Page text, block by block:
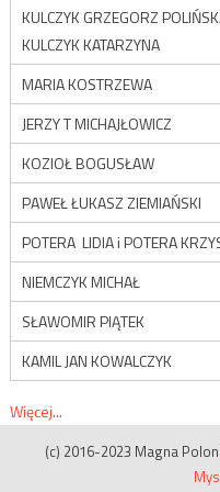
KULCZYK GRZEGORZ
KULCZYK KATARZYNA
MARIA KOSTRZEWA
JERZY T MICHAJŁOWICZ
KOZIOŁ BOGUSŁAW
PAWEŁ ŁUKASZ ZIEMIAŃSKI
POTERA LIDIA i POTERA
NIEMCZYK MICHAŁ
SŁAWOMIR PIĄTEK
KAMIL JAN KOWALCZYK
Więcej...
(c) 2016-2023 Magna